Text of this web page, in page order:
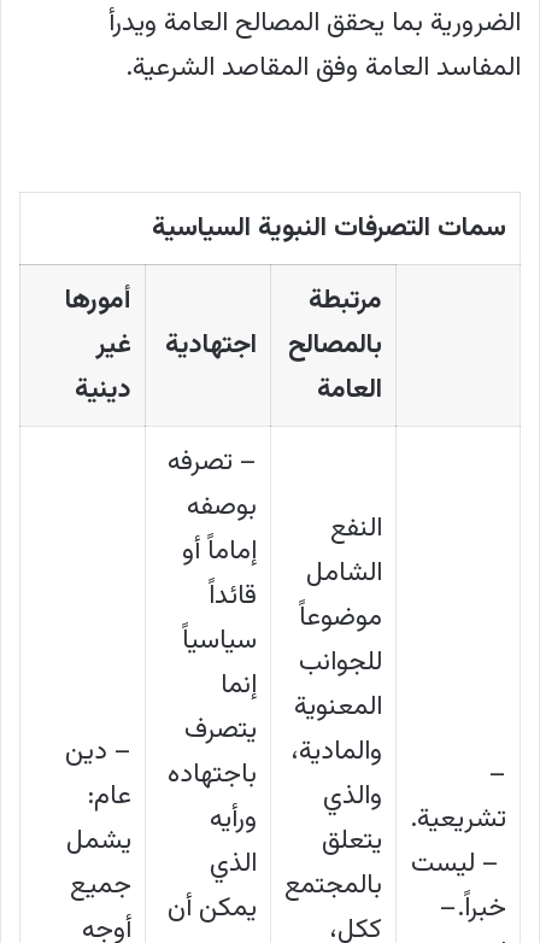
الضرورية بما يحقق المصالح العامة ويدرأ
المفاسد العامة وفق المقاصد الشرعية.
سمات التصرفات النبوية السياسية
مرتبطة
بالمصالح
العامة
اجتهادية
أمورها
غير
دينية
–
تشريعية.
– ليست
خبراً.–
النفع
الشامل
موضوعاً
للجوانب
المعنوية
والمادية،
والذي
يتعلق
بالمجتمع
ككل،
– تصرفه
بوصفه
إماماً أو
قائداً
سياسياً
إنما
يتصرف
باجتهاده
ورأيه
الذي
يمكن أن
– دين
عام:
يشمل
جميع
أوجه